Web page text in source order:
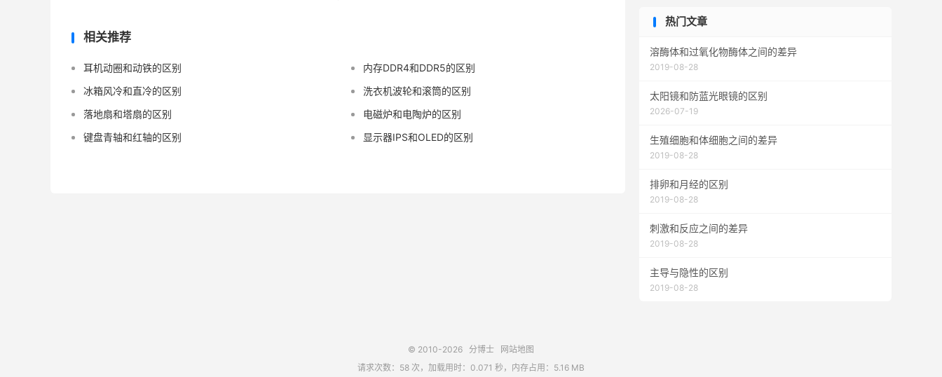
相关推荐
耳机动圈和动铁的区别
内存DDR4和DDR5的区别
冰箱风冷和直冷的区别
洗衣机波轮和滚筒的区别
落地扇和塔扇的区别
电磁炉和电陶炉的区别
键盘青轴和红轴的区别
显示器IPS和OLED的区别
热门文章
溶酶体和过氧化物酶体之间的差异
2019-08-28
太阳镜和防蓝光眼镜的区别
2026-07-19
生殖细胞和体细胞之间的差异
2019-08-28
排卵和月经的区别
2019-08-28
刺激和反应之间的差异
2019-08-28
主导与隐性的区别
2019-08-28
© 2010-2026 分博士
网站地图
请求次数：58 次，加载用时：0.071 秒，内存占用：5.16 MB